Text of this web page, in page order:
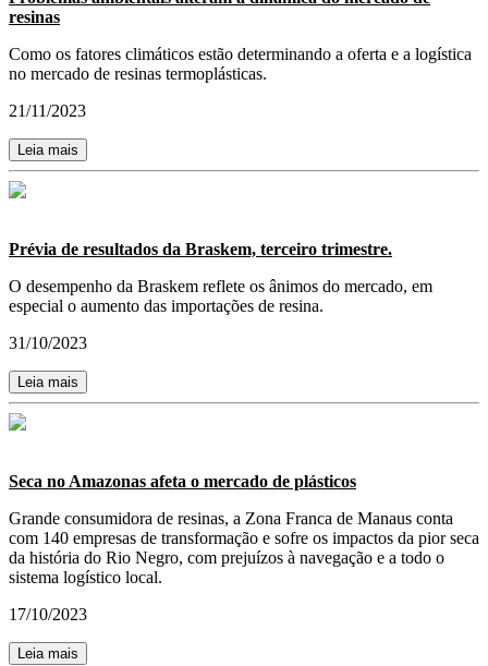
resinas
Como os fatores climáticos estão determinando a oferta e a logística
no mercado de resinas termoplásticas.
21/11/2023
Leia mais
Prévia de resultados da Braskem, terceiro trimestre.
O desempenho da Braskem reflete os ânimos do mercado, em
especial o aumento das importações de resina.
31/10/2023
Leia mais
Seca no Amazonas afeta o mercado de plásticos
Grande consumidora de resinas, a Zona Franca de Manaus conta
com 140 empresas de transformação e sofre os impactos da pior seca
da história do Rio Negro, com prejuízos à navegação e a todo o
sistema logístico local.
17/10/2023
Leia mais